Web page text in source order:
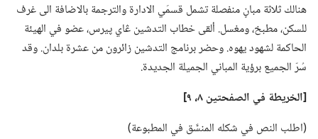
هنالك ثلاثة مبانٍ منفصلة تشمل قسمَي الادارة والترجمة بالاضافة الى غرف
للسكن،‏ مطبخ،‏ ومغسل.‏ ألقى خطاب التدشين ڠاي پيرس،‏ عضو في الهيئة
الحاكمة لشهود يهوه.‏ وحضر برنامج التدشين زائرون من عشرة بلدان.‏ وقد
سُرّ الجميع برؤية المباني الجميلة الجديدة.‏
‏[الخريطة في الصفحتين ٨،‏ ٩]‏
‏(‏اطلب النص في شكله المنسَّق في المطبوعة)‏